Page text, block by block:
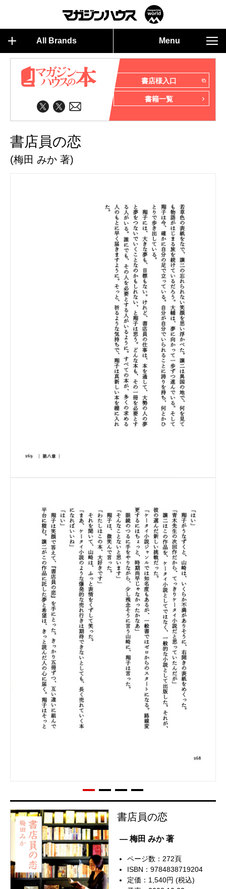
All Brands Menu
書店様入口
書籍一覧
書店員の恋
(梅田 みか 著)
書店員の恋
— 梅田 みか 著
ページ数：272頁
ISBN：9784838719204
定価：1,540円 (税込)